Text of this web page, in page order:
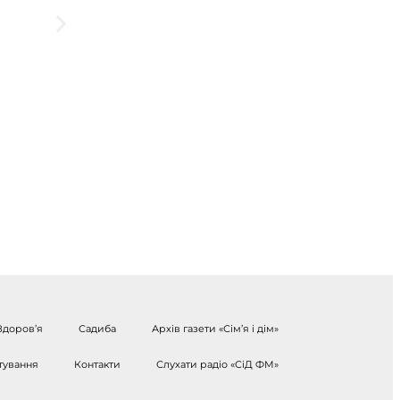
Садиба Архів газети «Сім’я і дім»
Контакти Слухати радіо «СіД ФМ»